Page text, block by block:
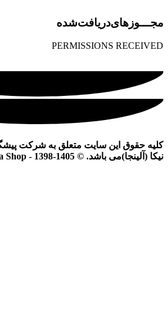
مجـــوز‌های‌دریافت‌شده
PERMISSIONS RECEIVED
کلیه حقوق این سایت متعلق به شرکت
نیکا (آلینجا)می باشد. © Copyrights Allinja Shop - 1398-1405